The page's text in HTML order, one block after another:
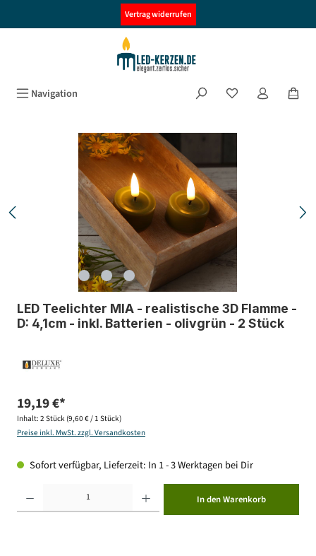
Vertrag widerrufen
Navigation
Bildergalerie überspringen
LED Teelichter MIA - realistische 3D Flamme -
D: 4,1cm - inkl. Batterien - olivgrün - 2 Stück
19,19 €*
Inhalt: 2 Stück (9,60 € / 1 Stück)
Preise inkl. MwSt. zzgl. Versandkosten
Sofort verfügbar, Lieferzeit: In 1 - 3 Werktagen bei Dir
In den Warenkorb